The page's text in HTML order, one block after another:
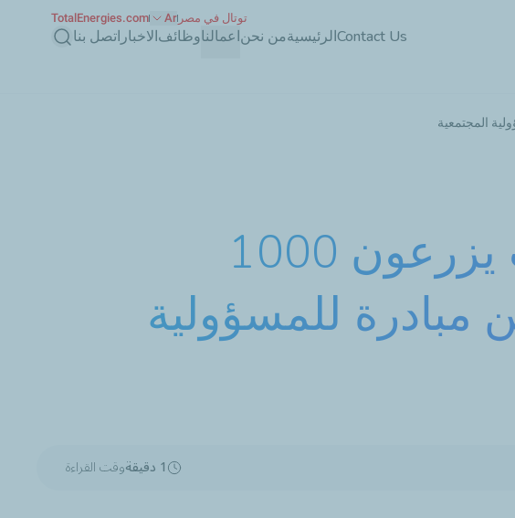
Contact Usالرئيسيةمن نحناعمالناوظائفالاخبار اتصل بنابحث
توتال في مصر Ar
TotalEnergies.com
موظفو توتال إنرجيز للتسويق إيجيبت يزرعون 1000
للمسؤولية
1 دقيقة وقت القراءة